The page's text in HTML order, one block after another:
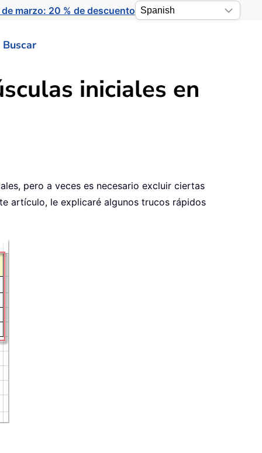
marzo: 20 % de descuento
Buscar
iniciales en
pero a veces es necesario excluir ciertas
artículo, le explicaré algunos trucos rápidos